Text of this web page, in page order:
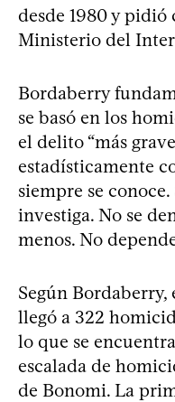
desde 1980 y pidió
Ministerio del
Bordaberry
se basó en los
el delito “más
estadísticamente
siempre se
investiga. No se
menos. No
Según Bordaberry,
llegó a 322
lo que se
escalada de
de Bonomi. La